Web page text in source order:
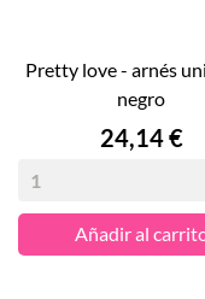
pretty love - arnés universal
negro
Precio
24,14 €
Añadir al